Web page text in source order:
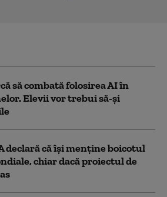
să combată folosirea AI în
Elevii vor trebui să-şi
declară că îşi menţine boicotul
chiar dacă proiectul de